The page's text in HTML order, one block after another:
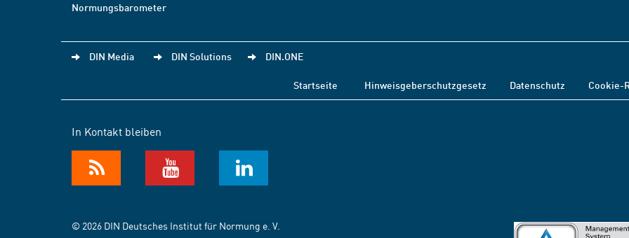
Normungsbarometer
DIN Media DIN Solutions DIN.ONE
Startseite Hinweisgeberschutzgesetz Datenschutz Cookie-
In Kontakt bleiben
© 2026 DIN Deutsches Institut für Normung e. V.